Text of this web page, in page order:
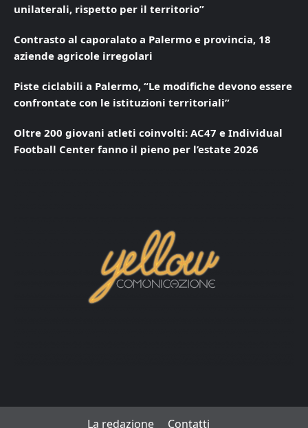
unilaterali, rispetto per il territorio”
Contrasto al caporalato a Palermo e provincia, 18
aziende agricole irregolari
Piste ciclabili a Palermo, “Le modifiche devono essere
confrontate con le istituzioni territoriali”
Oltre 200 giovani atleti coinvolti: AC47 e Individual
Football Center fanno il pieno per l’estate 2026
La redazione Contatti